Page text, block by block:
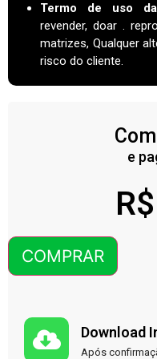
Termo de uso
revender, doar .
matrizes, Qualquer
risco do cliente.
e
R$
COMPRAR
Download
Após